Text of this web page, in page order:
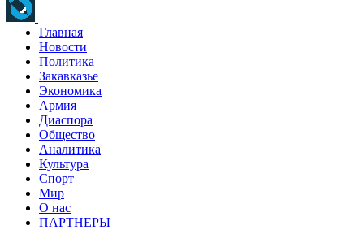
Главная
Новости
Политика
Закавказье
Экономика
Армия
Диаспора
Общество
Аналитика
Культура
Спорт
Мир
О нас
ПАРТНЕРЫ